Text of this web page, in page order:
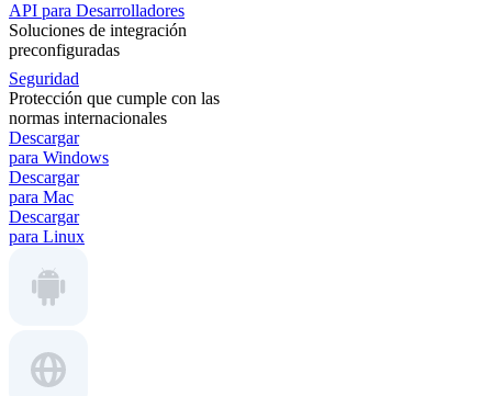
API para Desarrolladores
Soluciones de integración
preconfiguradas
Seguridad
Protección que cumple con las
normas internacionales
Descargar
para Windows
Descargar
para Mac
Descargar
para Linux